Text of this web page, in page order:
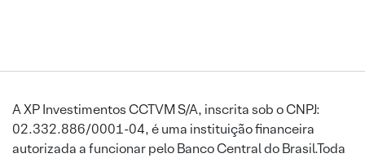
A XP Investimentos CCTVM S/A, inscrita sob o CNPJ:
02.332.886/0001-04, é uma instituição financeira
autorizada a funcionar pelo Banco Central do Brasil.Toda